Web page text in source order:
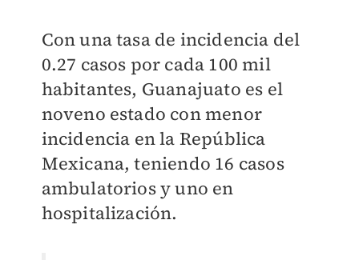
Con una tasa de incidencia del
0.27 casos por cada 100 mil
habitantes, Guanajuato es el
noveno estado con menor
incidencia en la República
Mexicana, teniendo 16 casos
ambulatorios y uno en
hospitalización.